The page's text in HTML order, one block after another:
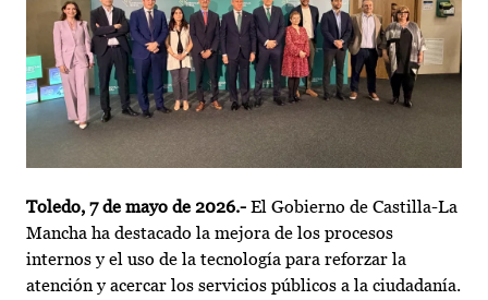
Toledo, 7 de mayo de 2026.- El Gobierno de Castilla-La
Mancha ha destacado la mejora de los procesos
internos y el uso de la tecnología para reforzar la
atención y acercar los servicios públicos a la ciudadanía.